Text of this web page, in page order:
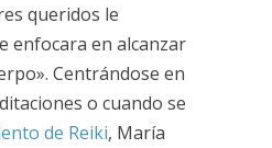
queridos le
enfocara en alcanzar
Centrándose en
o cuando se
de Reiki, María